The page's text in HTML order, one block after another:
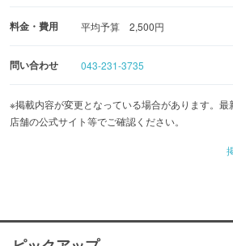
料金・費用 平均予算 2,500円
問い合わせ 043-231-3735
※掲載内容が変更となっている場合があります。最
店舗の公式サイト等でご確認ください。